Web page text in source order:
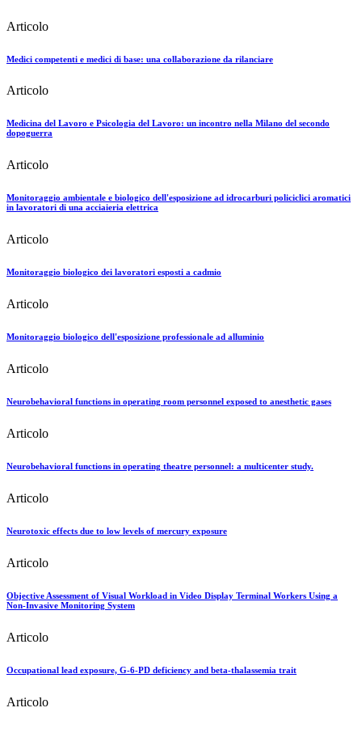
Articolo
Medici competenti e medici di base: una collaborazione da rilanciare
Articolo
Medicina del Lavoro e Psicologia del Lavoro: un incontro nella Milano del secondo
dopoguerra
Articolo
Monitoraggio ambientale e biologico dell'esposizione ad idrocarburi policiclici aromatici
in lavoratori di una acciaieria elettrica
Articolo
Monitoraggio biologico dei lavoratori esposti a cadmio
Articolo
Monitoraggio biologico dell'esposizione professionale ad alluminio
Articolo
Neurobehavioral functions in operating room personnel exposed to anesthetic gases
Articolo
Neurobehavioral functions in operating theatre personnel: a multicenter study.
Articolo
Neurotoxic effects due to low levels of mercury exposure
Articolo
Objective Assessment of Visual Workload in Video Display Terminal Workers Using a
Non-Invasive Monitoring System
Articolo
Occupational lead exposure, G-6-PD deficiency and beta-thalassemia trait
Articolo